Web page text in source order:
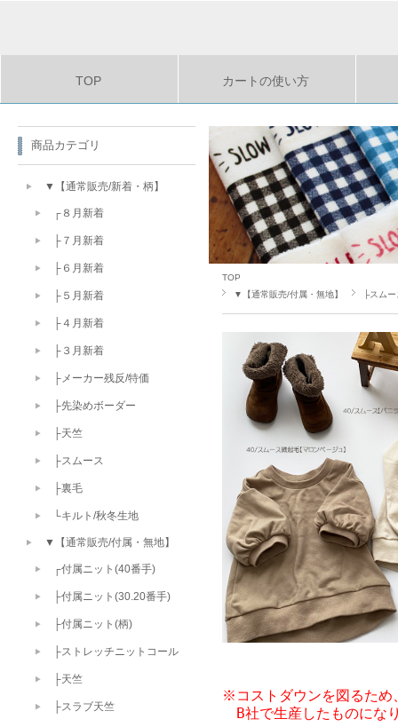
TOP カートの使い方
TOP
▼【通常販売/付属・無地】
├スムー
※コストダウンを図るた
B社で生産したものにな
商品カテゴリ
▼【通常販売/新着・柄】
┌８月新着
├７月新着
├６月新着
├５月新着
├４月新着
├３月新着
├メーカー残反/特価
├先染めボーダー
├天竺
├スムース
├裏毛
└キルト/秋冬生地
▼【通常販売/付属・無地】
┌付属ニット(40番手)
├付属ニット(30.20番手)
├付属ニット(柄)
├ストレッチニットコール
├天竺
├スラブ天竺